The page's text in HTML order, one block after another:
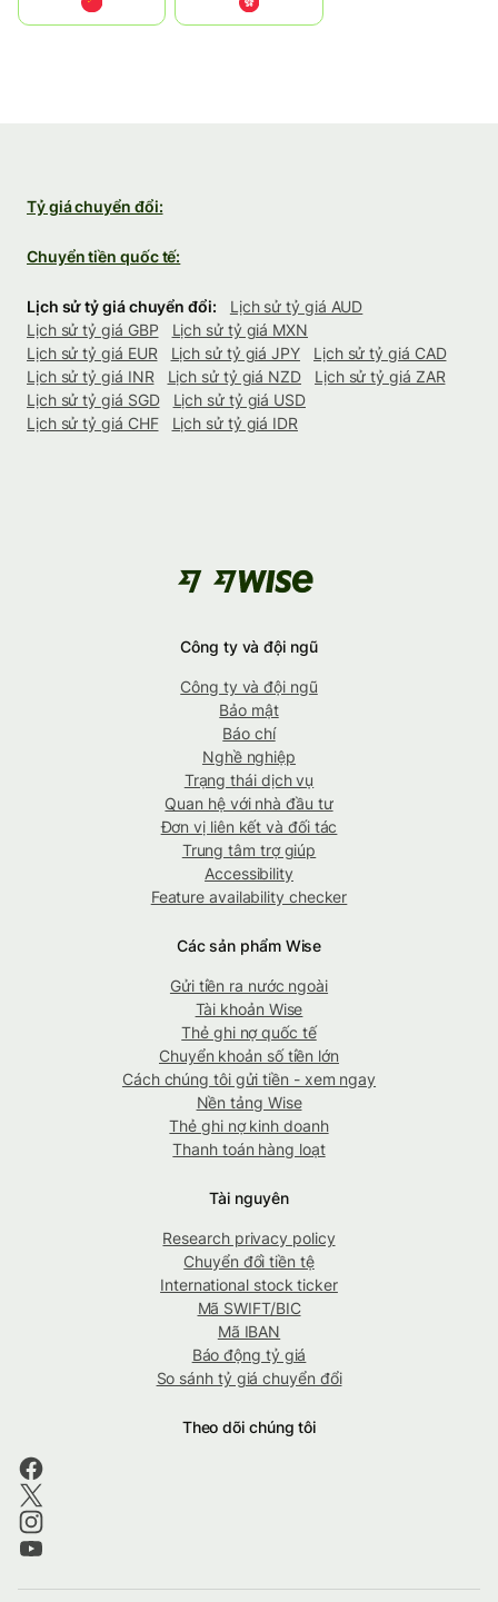
Tỷ giá chuyển đổi:
Chuyển tiền quốc tế:
Lịch sử tỷ giá chuyển đổi:
Lịch sử tỷ giá AUD
Lịch sử tỷ giá GBP
Lịch sử tỷ giá MXN
Lịch sử tỷ giá EUR
Lịch sử tỷ giá JPY
Lịch sử tỷ giá CAD
Lịch sử tỷ giá INR
Lịch sử tỷ giá NZD
Lịch sử tỷ giá ZAR
Lịch sử tỷ giá SGD
Lịch sử tỷ giá USD
Lịch sử tỷ giá CHF
Lịch sử tỷ giá IDR
Công ty và đội ngũ
Công ty và đội ngũ
Bảo mật
Báo chí
Nghề nghiệp
Trạng thái dịch vụ
Quan hệ với nhà đầu tư
Đơn vị liên kết và đối tác
Trung tâm trợ giúp
Accessibility
Feature availability checker
Các sản phẩm Wise
Gửi tiền ra nước ngoài
Tài khoản Wise
Thẻ ghi nợ quốc tế
Chuyển khoản số tiền lớn
Cách chúng tôi gửi tiền - xem ngay
Nền tảng Wise
Thẻ ghi nợ kinh doanh
Thanh toán hàng loạt
Tài nguyên
Research privacy policy
Chuyển đổi tiền tệ
International stock ticker
Mã SWIFT/BIC
Mã IBAN
Báo động tỷ giá
So sánh tỷ giá chuyển đổi
Theo dõi chúng tôi